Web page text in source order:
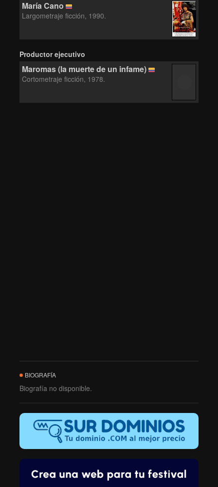
María Cano
Largometraje ficción, 1990.
Productor ejecutivo
Maromas (la muerte de un infame)
Cortometraje ficción, 1978.
BIOGRAFÍA
Biografía no disponible.